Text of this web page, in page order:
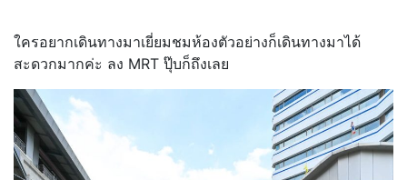
ใครอยากเดินทางมาเยี่ยมชมห้องตัวอย่างก็เดินทางมาได้
สะดวกมากค่ะ ลง MRT ปุ๊บก็ถึงเลย